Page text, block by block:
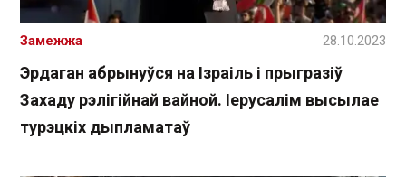
Эрдаган абрынуўся на Ізраіль і прыгразіў
Захаду рэлігійнай вайной. Іерусалім высылае
турэцкіх дыпламатаў
Замежжа 28.10.2023